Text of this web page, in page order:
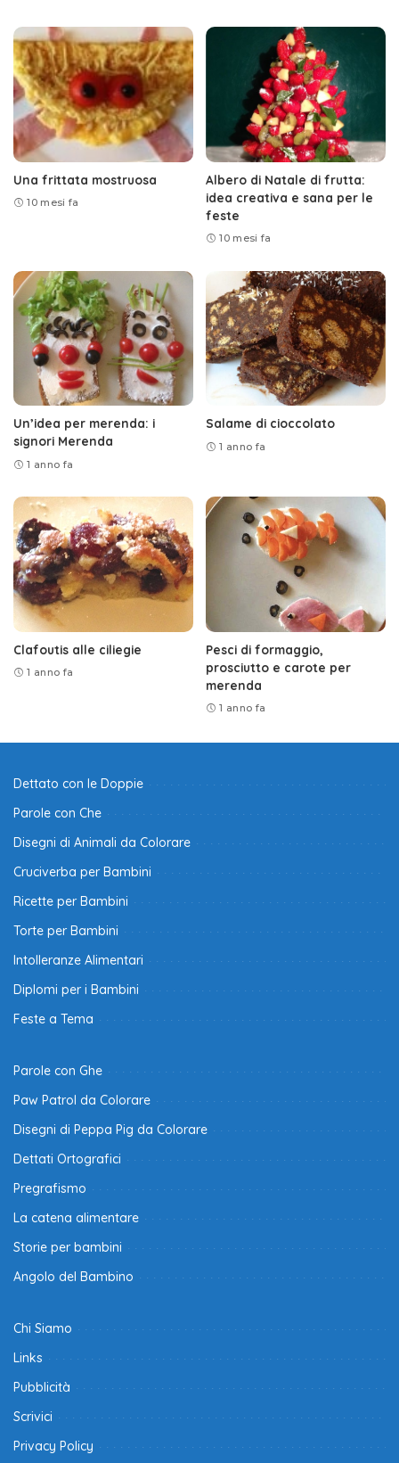
Una frittata mostruosa
10 mesi fa
Albero di Natale di frutta:
idea creativa e sana per le
feste
10 mesi fa
Un’idea per merenda: i
signori Merenda
1 anno fa
Salame di cioccolato
1 anno fa
Clafoutis alle ciliegie
1 anno fa
Pesci di formaggio,
prosciutto e carote per
merenda
1 anno fa
Dettato con le Doppie
Parole con Che
Disegni di Animali da Colorare
Cruciverba per Bambini
Ricette per Bambini
Torte per Bambini
Intolleranze Alimentari
Diplomi per i Bambini
Feste a Tema
Parole con Ghe
Paw Patrol da Colorare
Disegni di Peppa Pig da Colorare
Dettati Ortografici
Pregrafismo
La catena alimentare
Storie per bambini
Angolo del Bambino
Chi Siamo
Links
Pubblicità
Scrivici
Privacy Policy